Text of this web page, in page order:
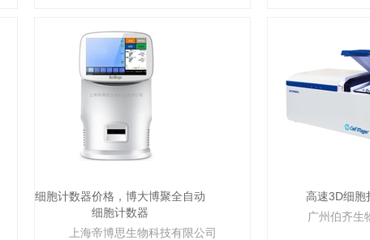
细胞计数器价格，博大博聚全自动
细胞计数器
上海帝博思生物科技有限公司
高速3D细胞
广州伯齐生